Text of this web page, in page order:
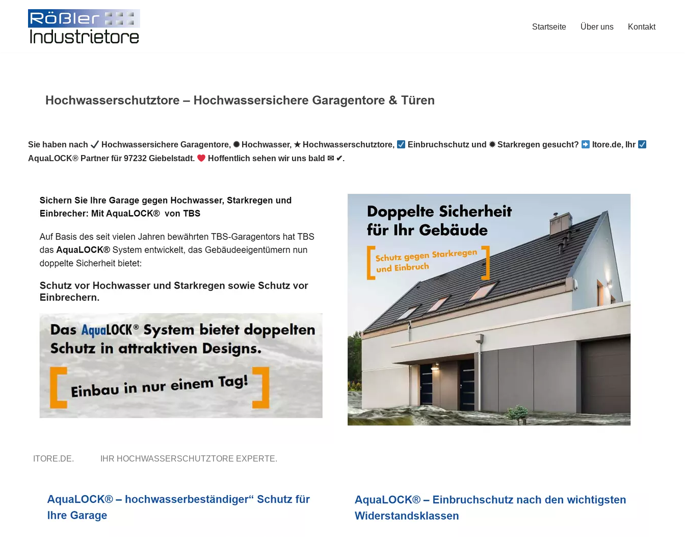
Startseite Über uns Kontakt
Sie haben nach Hochwassersichere Garagentore, ✺ Hochwasser, ★ Hochwasserschutztore, Einbruchschutz und ✹ Starkregen gesucht?
Itore.de, Ihr
AquaLOCK® Partner für 97232 Giebelstadt.
Hoffentlich sehen wir uns bald ✉ ✔.
ITORE.DE. IHR HOCHWASSERSCHUTZTORE EXPERTE.